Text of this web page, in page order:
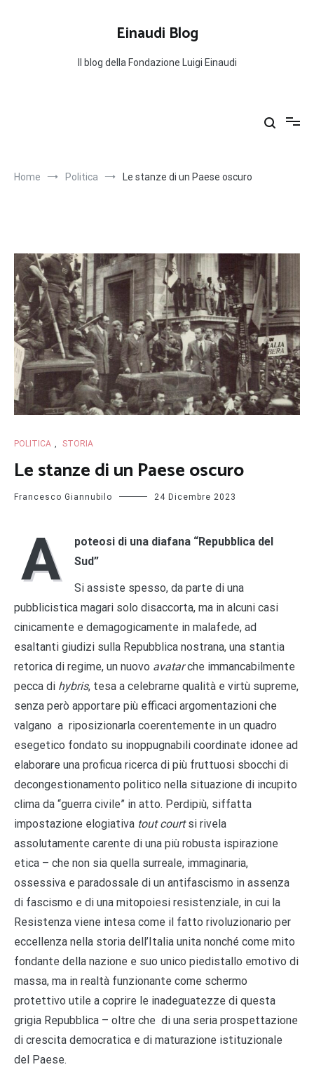
Einaudi Blog
Il blog della Fondazione Luigi Einaudi
Home Politica Le stanze di un Paese oscuro
POLITICA STORIA
Le stanze di un Paese oscuro
Francesco Giannubilo 24 Dicembre 2023
A
poteosi di una diafana “Repubblica del
Sud”
Si assiste spesso, da parte di una
pubblicistica magari solo disaccorta, ma in alcuni casi
cinicamente e demagogicamente in malafede, ad
esaltanti giudizi sulla Repubblica nostrana, una stantia
retorica di regime, un nuovo avatarche immancabilmente
pecca di hybris, tesa a celebrarne qualità e virtù supreme,
senza però apportare più efficaci argomentazioni che
valgano a riposizionarla coerentemente in un quadro
esegetico fondato su inoppugnabili coordinate idonee ad
elaborare una proficua ricerca di più fruttuosi sbocchi di
decongestionamento politico nella situazione di incupito
clima da “guerra civile” in atto. Perdipiù, siffatta
impostazione elogiativa tout courtsi rivela
assolutamente carente di una più robusta ispirazione
etica – che non sia quella surreale, immaginaria,
ossessiva e paradossale di un antifascismo in assenza
di fascismo e di una mitopoiesi resistenziale, in cui la
Resistenza viene intesa come il fatto rivoluzionario per
eccellenza nella storia dell’Italia unita nonché come mito
fondante della nazione e suo unico piedistallo emotivo di
massa, ma in realtà funzionante come schermo
protettivo utile a coprire le inadeguatezze di questa
grigia Repubblica – oltre che di una seria prospettazione
di crescita democratica e di maturazione istituzionale
del Paese.